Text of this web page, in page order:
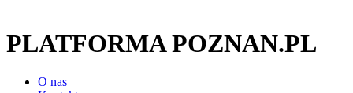
PLATFORMA POZNAN.PL
O nas